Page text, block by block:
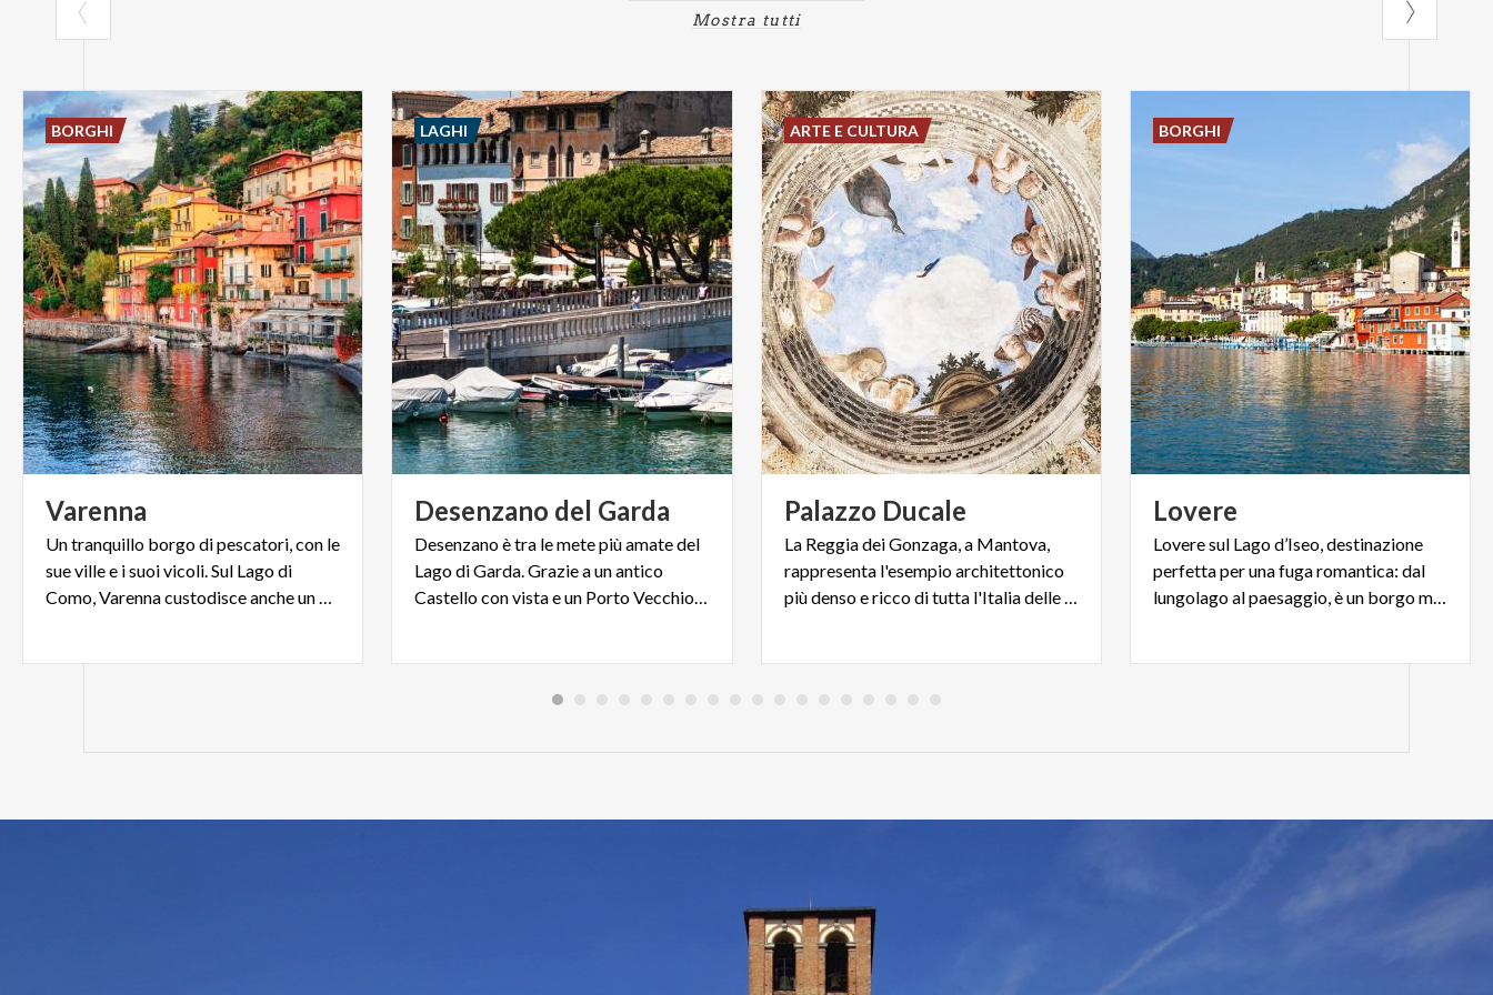
Mostra tutti
Varenna
Un tranquillo borgo di pescatori, con le
sue ville e i suoi vicoli. Sul Lago di
Como, Varenna custodisce anche un giardino meraviglia
BORGHI
Desenzano del Garda
Desenzano è tra le mete più amate del
Lago di Garda. Grazie a un antico
Castello con vista e un Porto Vecchio dalla frizzante movida
LAGHI
Palazzo Ducale
La Reggia dei Gonzaga, a Mantova,
rappresenta l'esempio architettonico
più denso e ricco di tutta l'Italia delle signorie.
ARTE E CULTURA
Lovere
Lovere sul Lago d’Iseo, destinazione
perfetta per una fuga romantica: dal
lungolago al paesaggio, è un borgo medievale tutto da scoprire
BORGHI